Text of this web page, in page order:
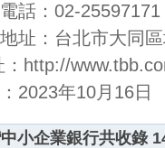
話：02-25597171
址：台北市大同
：http://
2023年10月16日
小企業銀行共收錄